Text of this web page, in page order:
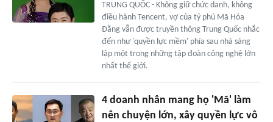
TRUNG QUỐC - Không giữ chức danh, không
điều hành Tencent, vợ của tỷ phú Mã Hóa
Đằng vẫn được truyền thông Trung Quốc nhắc
đến như 'quyền lực mềm' phía sau nhà sáng
lập một trong những tập đoàn công nghệ lớn
nhất thế giới.
4 doanh nhân mang họ 'Mã' làm
nên chuyện lớn, xây quyền lực vô